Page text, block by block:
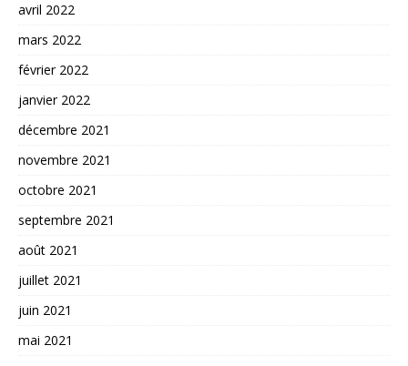
avril 2022
mars 2022
février 2022
janvier 2022
décembre 2021
novembre 2021
octobre 2021
septembre 2021
août 2021
juillet 2021
juin 2021
mai 2021